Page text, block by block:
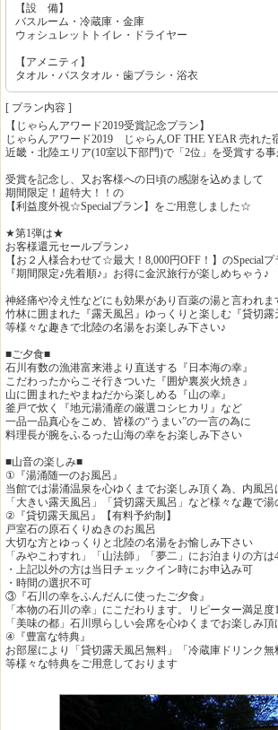
【設 備】
バスルーム・冷蔵庫・金庫
ウォシュレットトイレ・ドライヤー
【アメニティ】
タオル・バスタオル・歯ブラシ・浴衣
[ プラン内容 ]
【じゃらんアワード2019受賞記念プラン】
じゃらんアワード2019 じゃらんOF THE YEAR 売れた
近畿・北陸エリア(10室以下部門)で「2位」を受賞する
受賞を記念し、又お客様への日頃の感謝を込めまして
期間限定！超特大！！の
【利益度外視☆Specialプラン】をご用意しました☆
★第1弾は★
お客様還元セールプラン♪
【お２人様合わせて☆最大！8,000円OFF！】のSpecialプ
『期間限定♪先着順♪』お得に金沢旅行が楽しめちゃう♪
神経痛や冷え性などにも効果があり百薬の湯と言われま
竹林に囲まれた『露天風呂』ゆっくりと楽しむ『貸切露
等様々な趣きで北陸の名湯をお楽しみ下さい♪
■ご夕食■
石川有数の漁港富来港より直送する『日本海の幸』
こだわったからこそ行きついた『囲炉裏炭火焼き』
山に囲まれたやまねだから楽しめる『山の幸』
釜戸で炊く『地元湯涌産の厳選コシヒカリ』など
一品一品真心をこめ、皆様の“うまい”の一言の為に
料理長が腕をふるった山海の幸をお楽しみ下さい
■山音の楽しみ■
①『湯涌随一のお風呂』
当館では湯涌温泉を心ゆくまでお楽しみ頂く為、内風呂
「大きい露天風呂」「貸切露天風呂」など様々な趣で
②『貸切露天風呂』【有料予約制】
戸室石の原石くりぬきのお風呂
大切な方とゆっくりと北陸の名湯をお愉しみ下さい
「みやこわすれ」「山法師」「夢二」にお泊まりの方
・上記以外の方は当日チェックイン時にお申込み可
・時間の選択不可
③『石川の幸をふんだんに使ったご夕食』
「本物の石川の幸」にこだわります。リピーター満足度
「美味の都」石川県らしい会席を心ゆくまでお楽しみ頂
④『豊富な特典』
お部屋により「貸切露天風呂無料」「冷蔵庫ドリンク無
等様々な特典をご用意しております